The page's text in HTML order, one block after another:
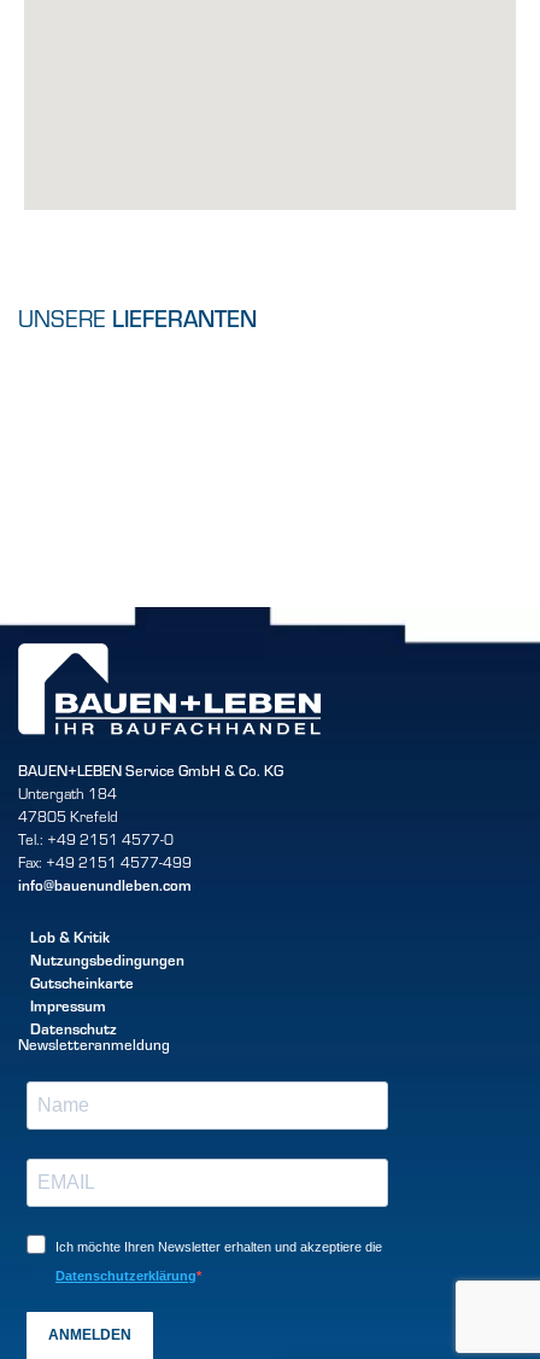
UNSERE LIEFERANTEN
BAUEN+LEBEN Service GmbH & Co. KG
Untergath 184
47805 Krefeld
Tel.: +49 2151 4577-0
Fax: +49 2151 4577-499
info@bauenundleben.com
Lob & Kritik
Nutzungsbedingungen
Gutscheinkarte
Impressum
Datenschutz
Newsletteranmeldung
Ich möchte Ihren Newsletter erhalten und akzeptiere die
Datenschutzerklärung
ANMELDEN